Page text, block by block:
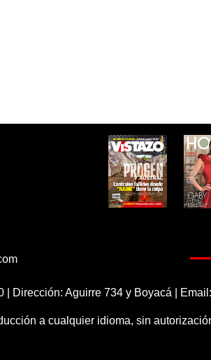
| Dirección: Aguirre 734 y Boyacá | Email:
a cualquier idioma, sin